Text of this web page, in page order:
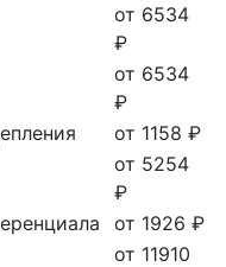
от 6534
₽
от 6534
₽
от 1158 ₽
от 5254
₽
от 1926 ₽
от 11910